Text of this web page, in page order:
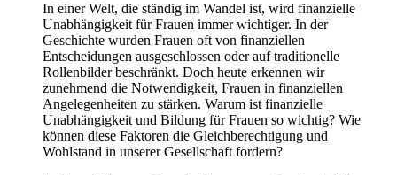
In einer Welt, die ständig im Wandel ist, wird finanzielle
Unabhängigkeit für Frauen immer wichtiger. In der
Geschichte wurden Frauen oft von finanziellen
Entscheidungen ausgeschlossen oder auf traditionelle
Rollenbilder beschränkt. Doch heute erkennen wir
zunehmend die Notwendigkeit, Frauen in finanziellen
Angelegenheiten zu stärken. Warum ist finanzielle
Unabhängigkeit und Bildung für Frauen so wichtig? Wie
können diese Faktoren die Gleichberechtigung und
Wohlstand in unserer Gesellschaft fördern?